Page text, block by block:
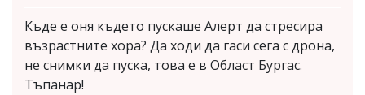
Къде е оня където пускаше Алерт да стресира
възрастните хора? Да ходи да гаси сега с дрона,
не снимки да пуска, това е в Област Бургас.
Тъпанар!